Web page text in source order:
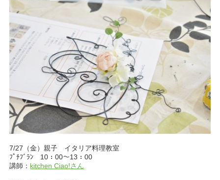
7/27（金）親子 イタリア料理教室
ﾌﾟﾁﾌﾞﾗﾝ 10：00～13：00
講師： kitchen Ciao!さん